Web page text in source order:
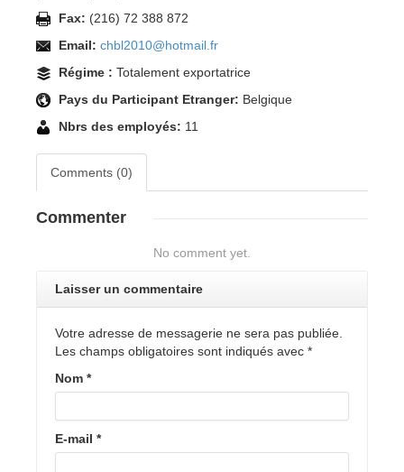
Fax: (216) 72 388 872
Email: chbl2010@hotmail.fr
Régime : Totalement exportatrice
Pays du Participant Etranger: Belgique
Nbrs des employés: 11
Comments (0)
Commenter
No comment yet.
Laisser un commentaire
Votre adresse de messagerie ne sera pas publiée.
Les champs obligatoires sont indiqués avec *
Nom *
E-mail *